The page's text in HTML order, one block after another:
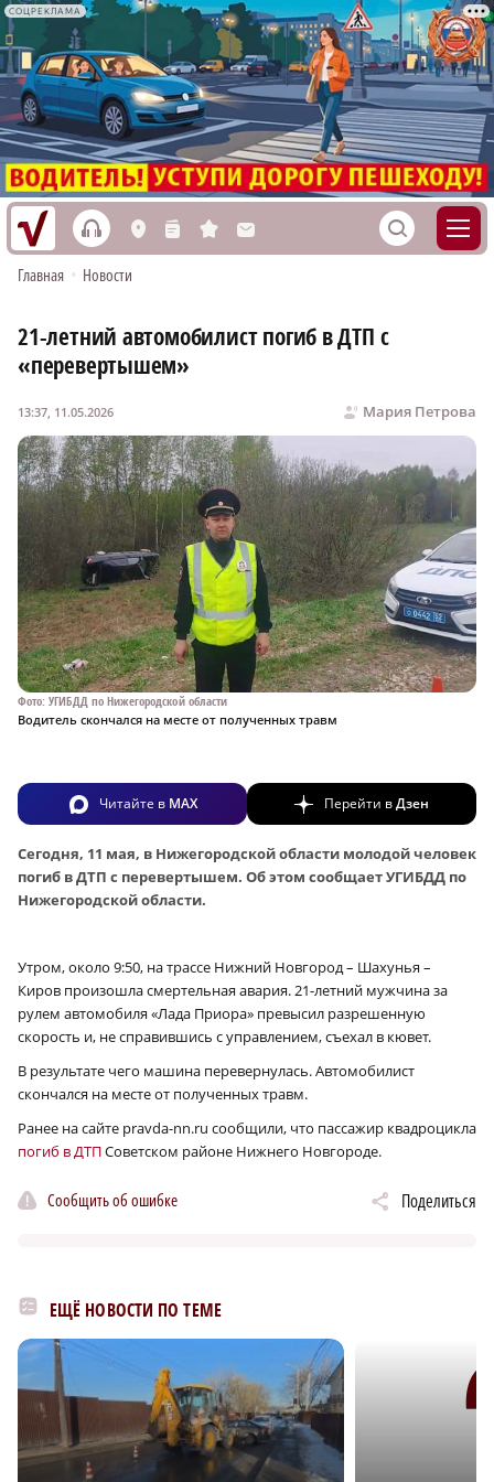
СОЦРЕКЛАМА
h L n s M S
Главная • Новости
21-летний автомобилист погиб в ДТП с
«перевертышем»
Мария Петрова
13:37, 11.05.2026
Фото: УГИБДД по Нижегородской области
Водитель скончался на месте от полученных травм
Читайте в MAX Перейти вДзен
Сегодня, 11 мая, в Нижегородской области молодой человек
погиб в ДТП с перевертышем. Об этом сообщает УГИБДД по
Нижегородской области.
Утром, около 9:50, на трассе Нижний Новгород – Шахунья –
Киров произошла смертельная авария. 21-летний мужчина за
рулем автомобиля «Лада Приора» превысил разрешенную
скорость и, не справившись с управлением, съехал в кювет.
В результате чего машина перевернулась. Автомобилист
скончался на месте от полученных травм.
Ранее на сайте pravda-nn.ru сообщили, что пассажир квадроцикла
погиб в ДТПСоветском районе Нижнего Новгороде.
Сообщить об ошибке Поделиться
ЕЩЁ НОВОСТИ ПО ТЕМЕ